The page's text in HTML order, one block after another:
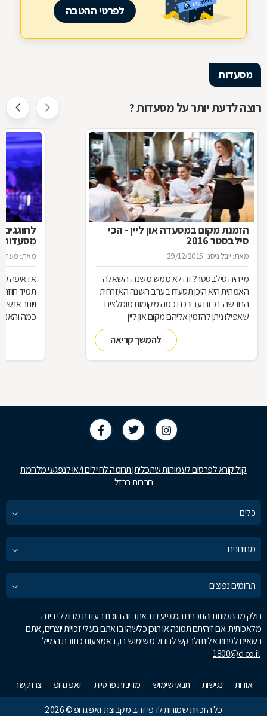
לפרטי ההטבה
מסעדות
רוצה לדעת יותר על מסעדות ?
הזמנת מקום במסעדה און ליין - הכי
סילבסטר 2016
מאת: יובל ניסני 29/12/2015
מי היה סילבסטר? זה לא ממש משנה. השאלה
האמתית היא היכן תסעדו בערב השנה האזרחית
החדשה. רכזנו עבורכם כמה מקומות מומלצים
שאפילו ניתן להזמין אליהם מקום און ליין
להמשך קריאה
מסעדות
מאת:
אז איפה
תמיד
ויותר
כמה והאם
קול קורא לפרסום לעמותות שתכליתן תרומה לחיילים ו/או לנפגעי מלחמת
חרבות ברזל
כלים
מחירונים
תחומים נפוצים
חלק מהתמונות והתכנים המופיעים באתר זה הוכנו בעזרת מחוללי בינה
מלאכותית. אם זיהיתם תמונה או תוכן כלשהו בו אתם בעלי זכויות יוצרים, אתם
רשאים לפנות אלינו ולבקש לחדול משימוש בו, באמצעות כתובת המייל
1800@d.co.il
אודות נגישות תנאי שימוש מדיניות פרטיות זאפ גרופ
צרו קשר
כל הזכויות שמורות לדפי זהב מקבוצת זאפ גרופ © 2026